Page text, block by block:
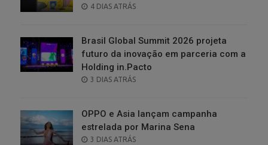
POSTED
4 DIAS ATRÁS
Brasil Global Summit 2026 projeta
futuro da inovação em parceria com a
Holding in.Pacto
POSTED
3 DIAS ATRÁS
OPPO e Asia lançam campanha
estrelada por Marina Sena
POSTED
3 DIAS ATRÁS